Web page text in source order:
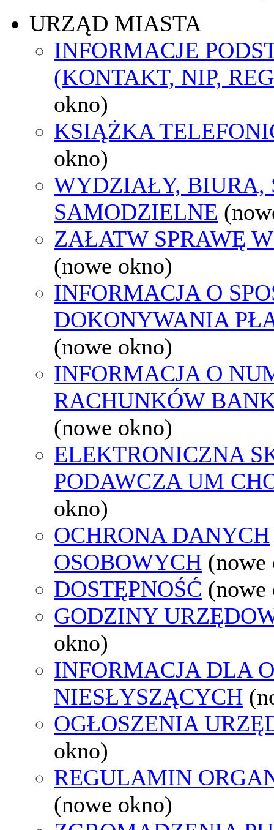
URZĄD MIASTA
INFORMACJE
(KONTAKT, NIP,
okno)
KSIĄŻKA
okno)
WYDZIAŁY, BIURA,
SAMODZIELNE
ZAŁATW SPRAWĘ
(nowe okno)
INFORMACJA O
DOKONYWANIA
(nowe okno)
INFORMACJA O
RACHUNKÓW
(nowe okno)
ELEKTRONICZNA
PODAWCZA UM
okno)
OCHRONA DANYCH
OSOBOWYCH (nowe
DOSTĘPNOŚĆ (nowe
GODZINY
okno)
INFORMACJA DLA
NIESŁYSZĄCYCH
OGŁOSZENIA
okno)
REGULAMIN
(nowe okno)